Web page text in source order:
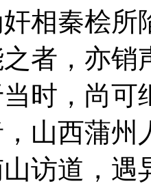
相秦桧所
者，亦销
时，尚可
山西蒲州
访道，